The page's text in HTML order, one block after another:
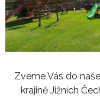
Zveme Vás do
krajině Jižních